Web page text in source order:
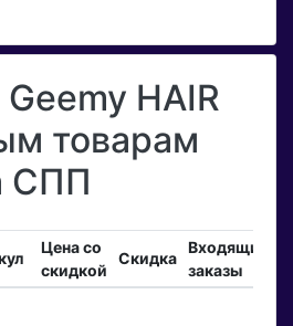
HAIR
товарам
СПП
Цена со
скидкой
Скидка
Входящие
заказы